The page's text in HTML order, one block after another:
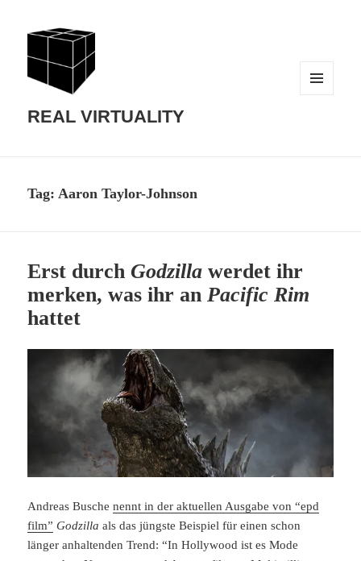
REAL VIRTUALITY
Tag:Aaron Taylor-Johnson
Erst durch Godzilla werdet ihr
merken, was ihr anPacific Rim
hattet
Andreas Buschenennt in der aktuellen Ausgabe von “epd
film” Godzilla als das jüngste Beispiel für einen schon
länger anhaltenden Trend: “In Hollywood ist es Mode